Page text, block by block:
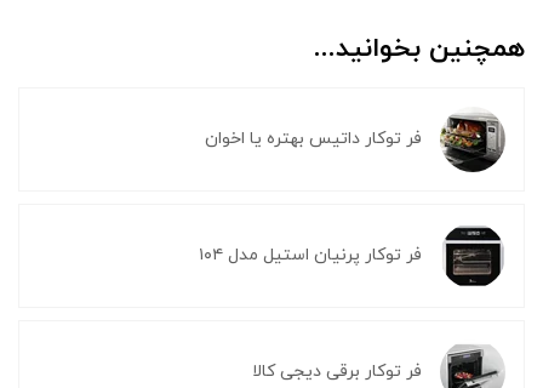
همچنین بخوانید...
فر توکار داتیس بهتره یا اخوان
فر توکار پرنیان استیل مدل ۱۰۴
فر توکار برقی دیجی کالا